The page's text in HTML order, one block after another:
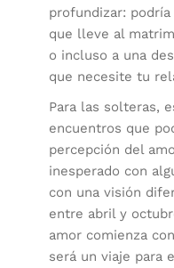
profundizar:
que lleve al
o incluso a una
que necesite tu
Para las solteras,
encuentros que
percepción del
inesperado con
con una visión
entre abril y
amor comienza
será un viaje para